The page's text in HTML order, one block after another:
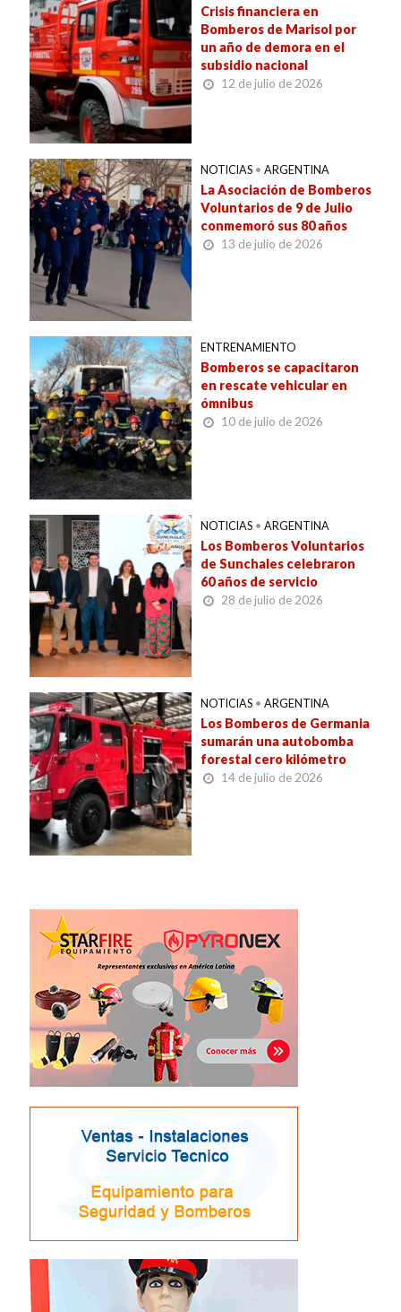
Crisis financiera en
Bomberos de Marisol por
un año de demora en el
subsidio nacional
12 de julio de 2026
NOTICIAS • ARGENTINA
La Asociación de Bomberos
Voluntarios de 9 de Julio
conmemoró sus 80 años
13 de julio de 2026
ENTRENAMIENTO
Bomberos se capacitaron
en rescate vehicular en
ómnibus
10 de julio de 2026
NOTICIAS • ARGENTINA
Los Bomberos Voluntarios
de Sunchales celebraron
60 años de servicio
28 de julio de 2026
NOTICIAS • ARGENTINA
Los Bomberos de Germania
sumarán una autobomba
forestal cero kilómetro
14 de julio de 2026